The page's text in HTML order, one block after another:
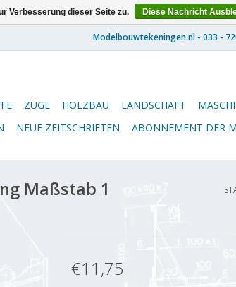
ZÜGE HOLZBAU LANDSCHAFT
NEUE ZEITSCHRIFTEN ABONNEMENT DER
Maßstab 1
€11,75
Verbesserung dieser Seite zu. Diese Nachricht